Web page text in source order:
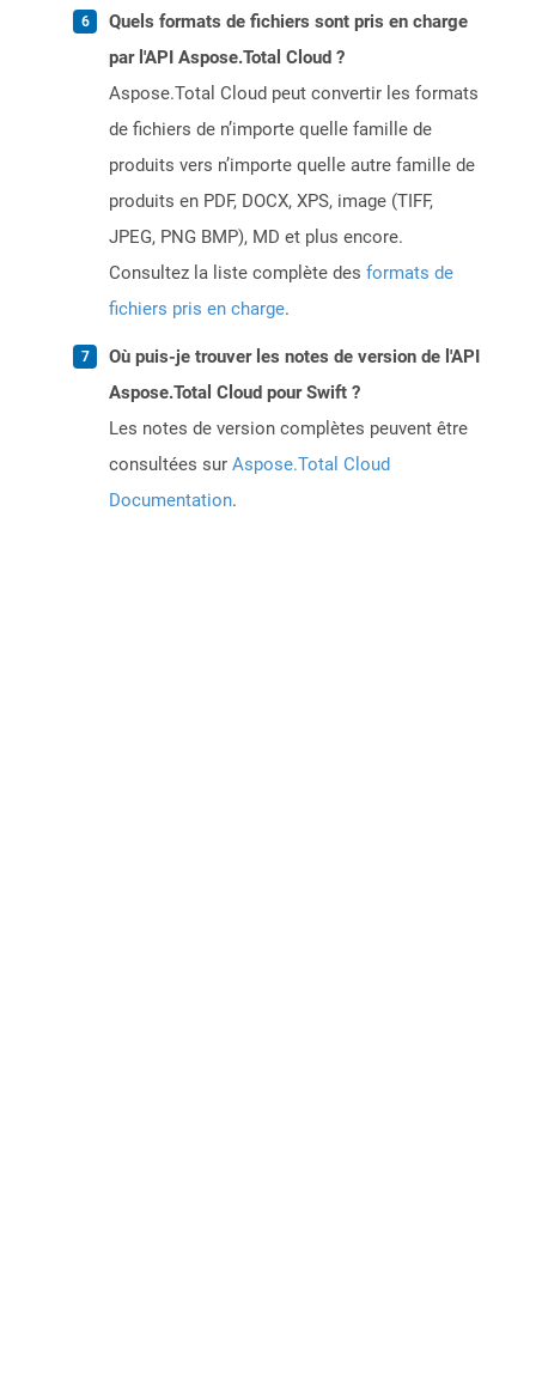
Quels formats de fichiers sont pris en charge
par l'API Aspose.Total Cloud ?
Aspose.Total Cloud peut convertir les formats
de fichiers de n’importe quelle famille de
produits vers n’importe quelle autre famille de
produits en PDF, DOCX, XPS, image (TIFF,
JPEG, PNG BMP), MD et plus encore.
Consultez la liste complète des formats de
fichiers pris en charge.
Où puis-je trouver les notes de version de l'API
Aspose.Total Cloud pour Swift ?
Les notes de version complètes peuvent être
consultées sur Aspose.Total Cloud
Documentation.